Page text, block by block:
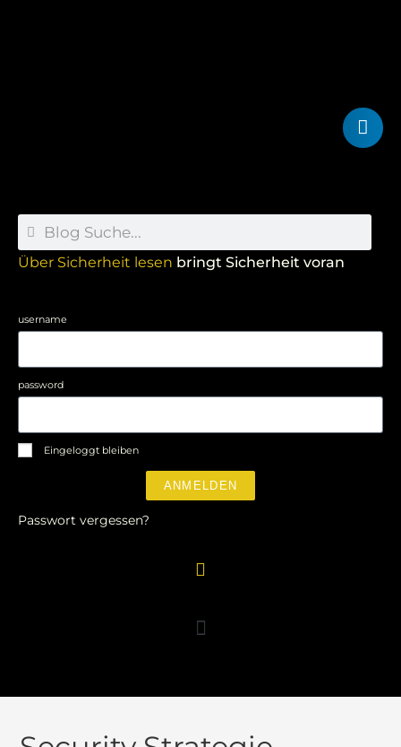
Über Sicherheit lesen bringt Sicherheit voran
username
password
Eingeloggt bleiben
ANMELDEN
Passwort vergessen?